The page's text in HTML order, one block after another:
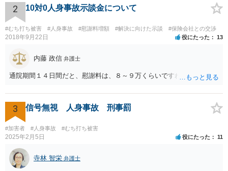
2 10対0人身事故示談金について
#むち打ち被害 #人身事故 #慰謝料増額 #解決に向けた示談 #保険会社との交渉
2018年9月22日 役にたった 13
内藤 政信 弁護士
通院期間１４日間だと、慰謝料は、８～９万くらいですね。
3 信号無視 人身事故 刑事罰
#加害者 #人身事故 #むち打ち被害
2025年2月5日 役にたった 11
寺林 智栄 弁護士